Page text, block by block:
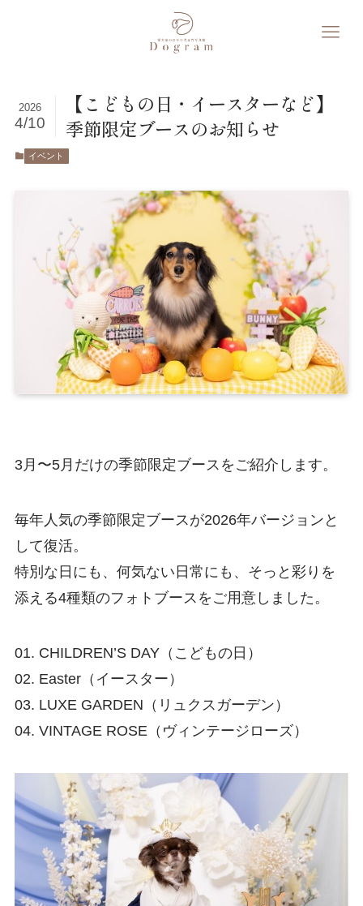
【こどもの日・イースターなど】
季節限定ブースのお知らせ
2026
4/10
イベント
3月〜5月だけの季節限定ブースをご紹介します。
毎年人気の季節限定ブースが2026年バージョンと
して復活。
特別な日にも、何気ない日常にも、そっと彩りを
添える4種類のフォトブースをご用意しました。
01. CHILDREN’S DAY（こどもの日）
02. Easter（イースター）
03. LUXE GARDEN（リュクスガーデン）
04. VINTAGE ROSE（ヴィンテージローズ）